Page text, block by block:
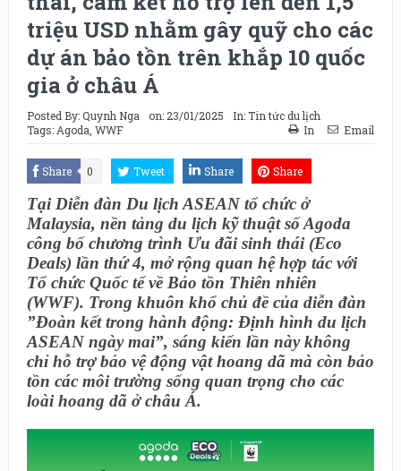
triệu USD nhằm gây quỹ cho các
dự án bảo tồn trên khắp 10 quốc
gia ở châu Á
Posted By:Quynh Nga on: 23/01/2025 In:Tin tức du lịch
Tags: Agoda WWF In Email
Share 0 Tweet Share Share
Tại Diễn đàn Du lịch ASEAN tổ chức ở
Malaysia, nền tảng du lịch kỹ thuật số Agoda
công bố chương trình Ưu đãi sinh thái (Eco
Deals) lần thứ 4, mở rộng quan hệ hợp tác với
Tổ chức Quốc tế về Bảo tồn Thiên nhiên
(WWF). Trong khuôn khổ chủ đề của diễn đàn
”Đoàn kết trong hành động: Định hình du lịch
ASEAN ngày mai”, sáng kiến lần này không
chỉ hỗ trợ bảo vệ động vật hoang dã mà còn bảo
tồn các môi trường sống quan trọng cho các
loài hoang dã ở châu Á.